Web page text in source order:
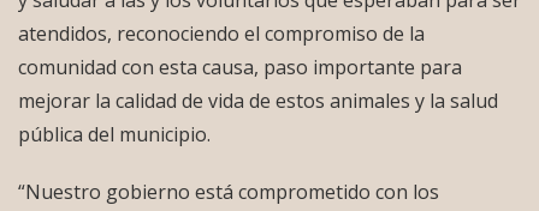
atendidos, reconociendo el compromiso de la
comunidad con esta causa, paso importante para
mejorar la calidad de vida de estos animales y la salud
pública del municipio.
“Nuestro gobierno está comprometido con los